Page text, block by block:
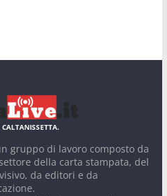
gruppo di lavoro composto da
della carta stampata, del
da editori e da